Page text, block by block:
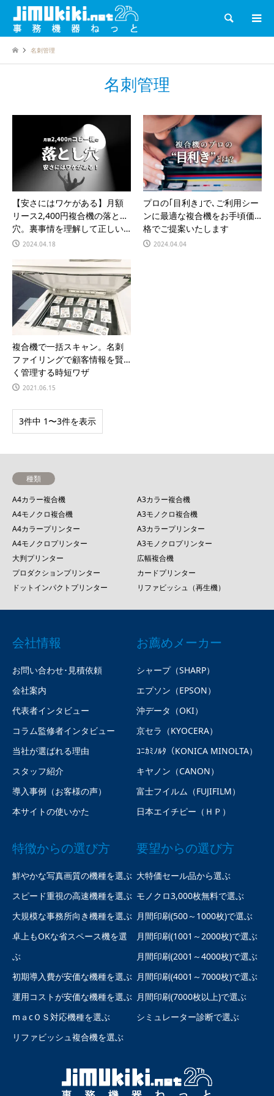
検索
名刺管理
名刺管理
【安さにはワケがある】月額
リース2,400円複合機の落とし
穴。裏事情を理解して正しい…
2024.04.18
プロの｢目利き｣で､ご利用シー
ンに最適な複合機をお手頃価
格でご提案いたします
2024.04.04
複合機で一括スキャン。名刺
ファイリングで顧客情報を賢
く管理する時短ワザ
2021.06.15
3件中 1〜3件を表示
種類
A4カラー複合機
A3カラー複合機
A4モノクロ複合機
A3モノクロ複合機
A4カラープリンター
A3カラープリンター
A4モノクロプリンター
A3モノクロプリンター
大判プリンター
広幅複合機
プロダクションプリンター
カードプリンター
ドットインパクトプリンター
リファビッシュ（再生機）
会社情報
お問い合わせ･見積依頼
会社案内
代表者インタビュー
コラム監修者インタビュー
当社が選ばれる理由
スタッフ紹介
導入事例（お客様の声）
本サイトの使いかた
お薦めメーカー
シャープ（SHARP）
エプソン（EPSON）
沖データ（OKI）
京セラ（KYOCERA）
ｺﾆｶﾐﾉﾙﾀ（KONICA MINOLTA）
キヤノン（CANON）
富士フイルム（FUJIFILM）
日本エイチピー（ＨＰ）
特徴からの選び方
鮮やかな写真画質の機種を選ぶ
スピード重視の高速機種を選ぶ
大規模な事務所向き機種を選ぶ
卓上もOKな省スペース機を選
ぶ
初期導入費が安価な機種を選ぶ
運用コストが安価な機種を選ぶ
mａcＯＳ対応機種を選ぶ
リファビッシュ複合機を選ぶ
要望からの選び方
大特価セール品から選ぶ
モノクロ3,000枚無料で選ぶ
月間印刷(500～1000枚)で選ぶ
月間印刷(1001～2000枚)で選ぶ
月間印刷(2001～4000枚)で選ぶ
月間印刷(4001～7000枚)で選ぶ
月間印刷(7000枚以上)で選ぶ
シミュレーター診断で選ぶ